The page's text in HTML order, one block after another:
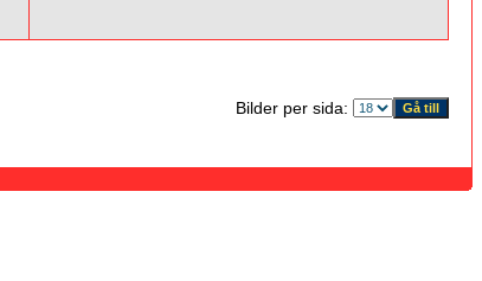
Bilder per sida: